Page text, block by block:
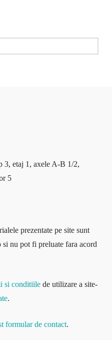
3, etaj 1, axele A-B 1/2,
5
prezentate pe site sunt
nu pot fi preluate fara acord
si conditiilede utilizare a site-
.
formular de contact.